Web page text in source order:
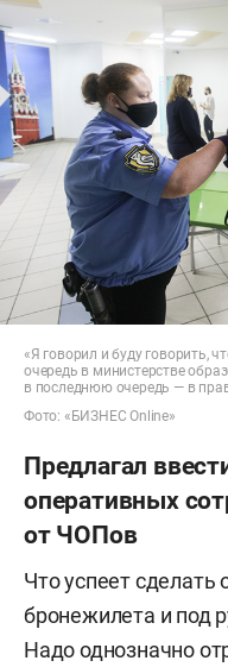
«Я говорил и буду говорить,
очередь в министерстве
в последнюю очередь — в
Фото: «БИЗНЕС Online»
Предлагал
оперативных
от ЧОПов
Что успеет сделать
бронежилета и под
Надо однозначно